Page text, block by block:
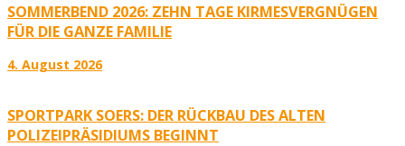
SOMMERBEND 2026: ZEHN TAGE KIRMESVERGNÜGEN
FÜR DIE GANZE FAMILIE
4. August 2026
SPORTPARK SOERS: DER RÜCKBAU DES ALTEN
POLIZEIPRÄSIDIUMS BEGINNT